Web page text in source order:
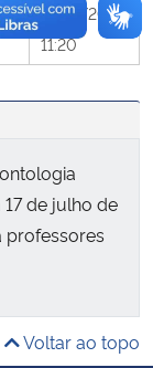
17/07/2017
11:20
de julho de
professores
Voltar ao topo